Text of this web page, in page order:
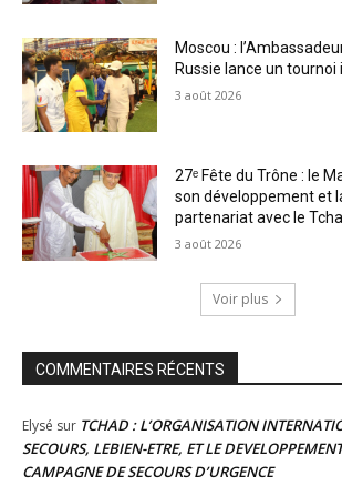
Moscou :
Russie lance un
3 août 2026
27ᵉ Fête du Trône : le
son développement et
partenariat avec le
3 août 2026
Voir plus
COMMENTAIRES RÉCENTS
Elysé sur TCHAD : L’ORGANISATION
SECOURS, LEBIEN-ETRE, ET LE
CAMPAGNE DE SECOURS D’URGENCE